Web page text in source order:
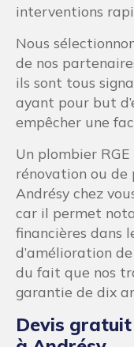
interventions
Nous
de nos
ils sont tous
ayant pour but
empêcher une
Un plombier
rénovation ou de
Andrésy chez
car il permet
financières dans
d’amélioration
du fait que nos
garantie de dix
Devis